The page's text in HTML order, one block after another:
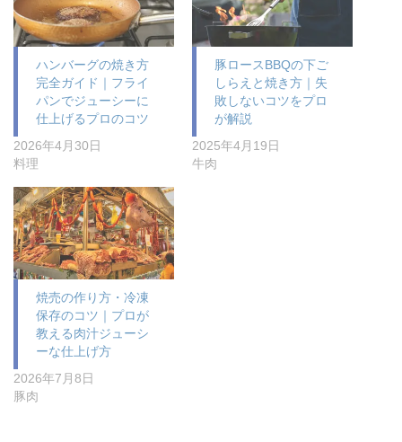
ハンバーグの焼き方
完全ガイド｜フライ
パンでジューシーに
仕上げるプロのコツ
2026年4月30日
料理
豚ロースBBQの下ご
しらえと焼き方｜失
敗しないコツをプロ
が解説
2025年4月19日
牛肉
焼売の作り方・冷凍
保存のコツ｜プロが
教える肉汁ジューシ
ーな仕上げ方
2026年7月8日
豚肉